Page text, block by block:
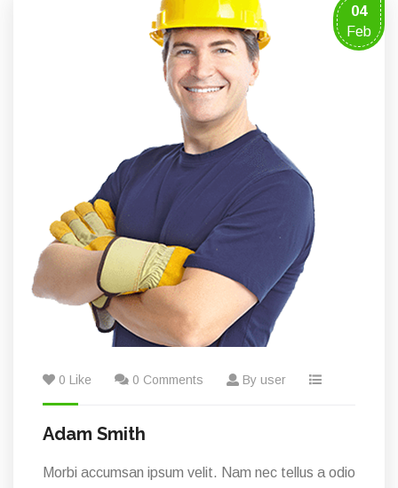
04
Feb
0 Like 0 Comments By user
Adam Smith
Morbi accumsan ipsum velit. Nam nec tellus a odio